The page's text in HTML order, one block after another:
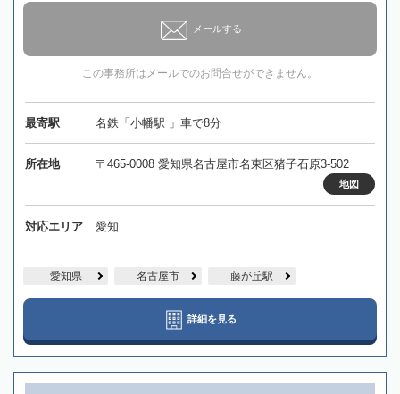
メールする
この事務所はメールでのお問合せができません。
最寄駅 名鉄「小幡駅 」車で8分
所在地 〒465-0008 愛知県名古屋市名東区猪子石原3-502
地図
対応エリア 愛知
愛知県 名古屋市 藤が丘駅
詳細を見る